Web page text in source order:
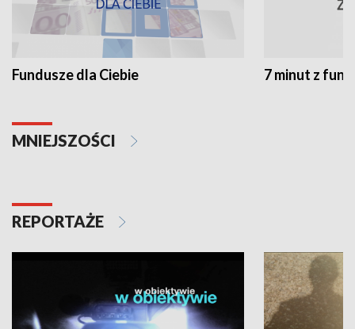
Fundusze dla Ciebie 7 minut z
MNIEJSZOŚCI
REPORTAŻE